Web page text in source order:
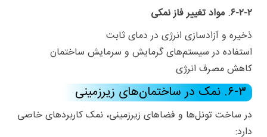
۶-۲-۲. مواد تغییر فاز نمکی
ذخیره و آزادسازی انرژی در دمای ثابت
استفاده در سیستم‌های گرمایش و سرمایش ساختمان
کاهش مصرف انرژی
۶-۳. نمک در ساختمان‌های زیرزمینی
در ساخت تونل‌ها و فضاهای زیرزمینی، نمک کاربردهای خاصی
دارد: